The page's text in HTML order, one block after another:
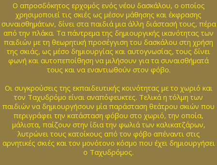
Ο απροσδόκητος ερχομός ενός νέου δασκάλου, ο οποίος
χρησιμοποιεί τις σκιές ως μέσον μάθησης και έκφρασης
συναισθημάτων, δίνει στα παιδιά μια άλλη διάστασή τους, πέρα
από την πλάκα. Τα πάντρεμα της δημιουργικής ικανότητας των
παιδιών με τη θεωρητική προσέγγιση του δασκάλου στη χρήση
της σκιάς, ως μέσο δημιουργίας και αυτογνωσίας, τους δίνει
φωνή και αυτοπεποίθηση να μιλήσουν για τα συναισθήματά
τους και να εναντιωθούν στον φόβο.
Οι συγκρούσεις της εκπαιδευτικής κοινότητας με το χωριό και
τον Ταχυδρόμο είναι αναπόφευκτες. Τελικά η τόλμη των
παιδιών να δημιουργήσουν μία παράσταση θεάτρου σκιών που
περιγράφει την κατάσταση φόβου στο χωριό, την οποία,
μάλιστα, παίζουν στην ίδια την φωλιά των καλικατζάρων,
λυτρώνει τους κατοίκους από τον φόβο απέναντι στις
αρνητικές σκιές και τον μονότονο κόσμο που έχει δημιουργήσει
ο Ταχυδρόμος.